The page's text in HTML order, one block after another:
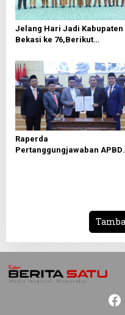
o
s
Jelang Hari Jadi Kabupaten
Bekasi ke 76,Berikut
Raperda
Pertanggungjawaban APBD